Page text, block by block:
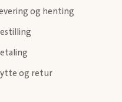
og henting
og retur